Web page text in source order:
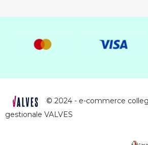
© 2024 - e-commerce
gestionale VALVES